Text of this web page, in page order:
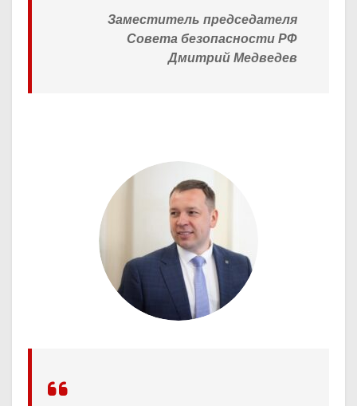
Заместитель председателя
Совета безопасности РФ
Дмитрий Медведев